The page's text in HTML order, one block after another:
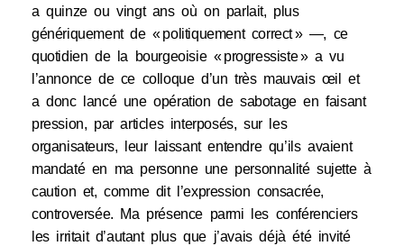
a quinze ou vingt ans où on parlait, plus
génériquement de « politiquement correct » —, ce
quotidien de la bourgeoisie « progressiste » a vu
l’annonce de ce colloque d’un très mauvais œil et
a donc lancé une opération de sabotage en faisant
pression, par articles interposés, sur les
organisateurs, leur laissant entendre qu’ils avaient
mandaté en ma personne une personnalité sujette à
caution et, comme dit l’expression consacrée,
controversée. Ma présence parmi les conférenciers
les irritait d’autant plus que j’avais déjà été invité